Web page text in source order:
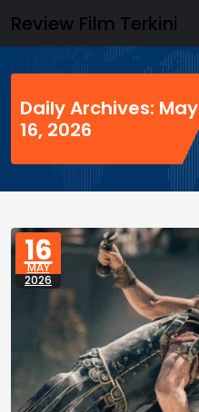
to
content
Review Film Terkini
Daily Archives: May
16, 2026
16
MAY
2026